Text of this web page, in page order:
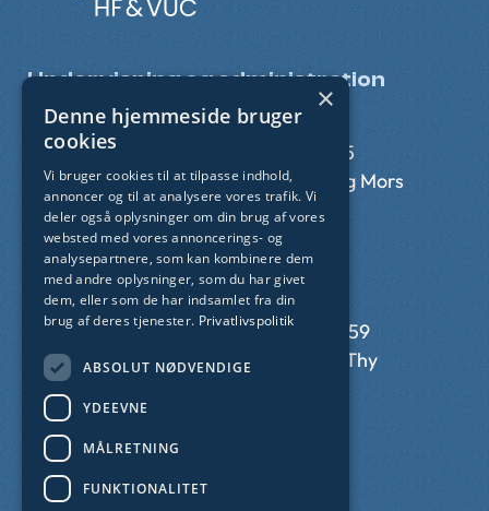
Undervisning og administration
Thisted
Munkevej 9
7700 Thisted
Nykøbing
Limfjordsvej 95
7900 Nykøbing Mors
Kollegier
Klitmøller
Krovej 15
7700 Thisted
Svankjær
Hedegårdsvej 59
7755 Bedsted Thy
CVR-nummer: 29 55 35 72
EAN-nummer: 5798 000 558 656
×
Denne hjemmeside bruger
cookies
Vi bruger cookies til at tilpasse indhold,
annoncer og til at analysere vores trafik. Vi
deler også oplysninger om din brug af vores
websted med vores annoncerings- og
analysepartnere, som kan kombinere dem
med andre oplysninger, som du har givet
dem, eller som de har indsamlet fra din
brug af deres tjenester. Privatlivspolitik
ABSOLUT NØDVENDIGE
YDEEVNE
MÅLRETNING
FUNKTIONALITET